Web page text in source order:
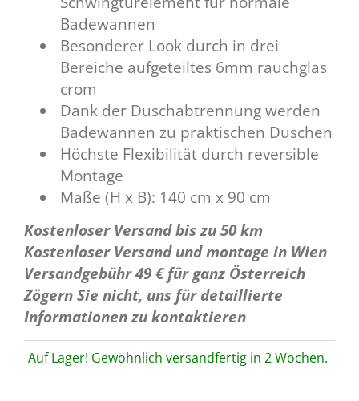
Badewannen
Besonderer Look durch in drei
Bereiche aufgeteiltes 6mm rauchglas
crom
Dank der Duschabtrennung werden
Badewannen zu praktischen Duschen
Höchste Flexibilität durch reversible
Montage
Maße (H x B): 140 cm x 90 cm
Kostenloser Versand bis zu 50 km
Kostenloser Versand und montage in Wien
Versandgebühr 49 € für ganz Österreich
Zögern Sie nicht, uns für detaillierte
Informationen zu kontaktieren
Auf Lager! Gewöhnlich versandfertig in 2 Wochen.